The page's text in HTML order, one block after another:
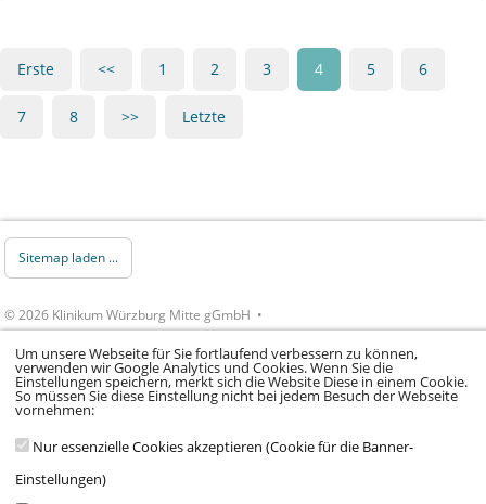
Erste << 1 2 3 4 5 6
7 8 >> Letzte
Sitemap laden ...
© 2026 Klinikum Würzburg Mitte gGmbH •
Media•Kontakt•Hinweisgeber•Barrierefreiheitserklärung
Um unsere Webseite für Sie fortlaufend verbessern zu können,
verwenden wir Google Analytics und Cookies. Wenn Sie die
Einstellungen speichern, merkt sich die Website Diese in einem Cookie.
So müssen Sie diese Einstellung nicht bei jedem Besuch der Webseite
vornehmen:
Nur essenzielle Cookies akzeptieren (Cookie für die Banner-
Einstellungen)